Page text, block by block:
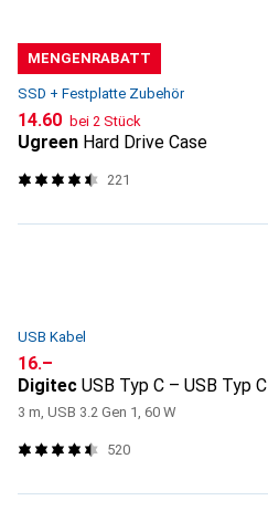
MENGENRABATT
SSD + Festplatte Zubehör
CHF
14.60 bei 2 Stück
Ugreen Hard Drive Case
221
USB Kabel
CHF
16.–
Digitec USB Typ C – USB Typ C
3 m, USB 3.2 Gen 1, 60 W
520